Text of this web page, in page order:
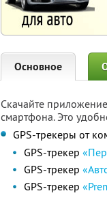
Основное
Скачайте
смартфона. Это
GPS-трекеры от
GPS-трекер
GPS-трекер
GPS-трекер